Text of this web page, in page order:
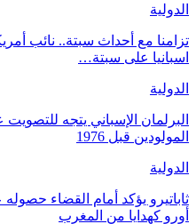
الدولية
تزامنا مع أحداث سبتة.. نائب
اسبانيا على سبتة…
الدولية
البرلمان الإسباني يتجه
المولودين قبل 1976
الدولية
أورو كهدايا من المغرب